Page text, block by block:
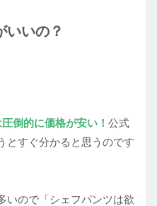
いいの？
倒的に価格が安い！ 公式
とすぐ分かると思うのです
いので「シェフパンツは欲